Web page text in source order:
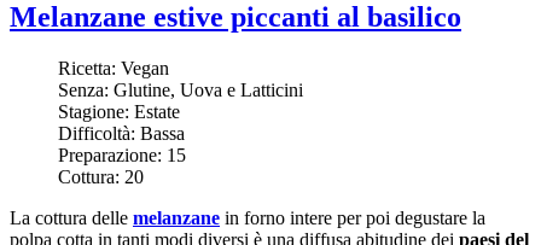
Melanzane estive piccanti al basilico
Ricetta: Vegan
Senza: Glutine, Uova e Latticini
Stagione: Estate
Difficoltà: Bassa
Preparazione: 15
Cottura: 20
La cottura delle melanzane in forno intere per poi degustare la
polpa cotta in tanti modi diversi è una diffusa abitudine dei paesi del